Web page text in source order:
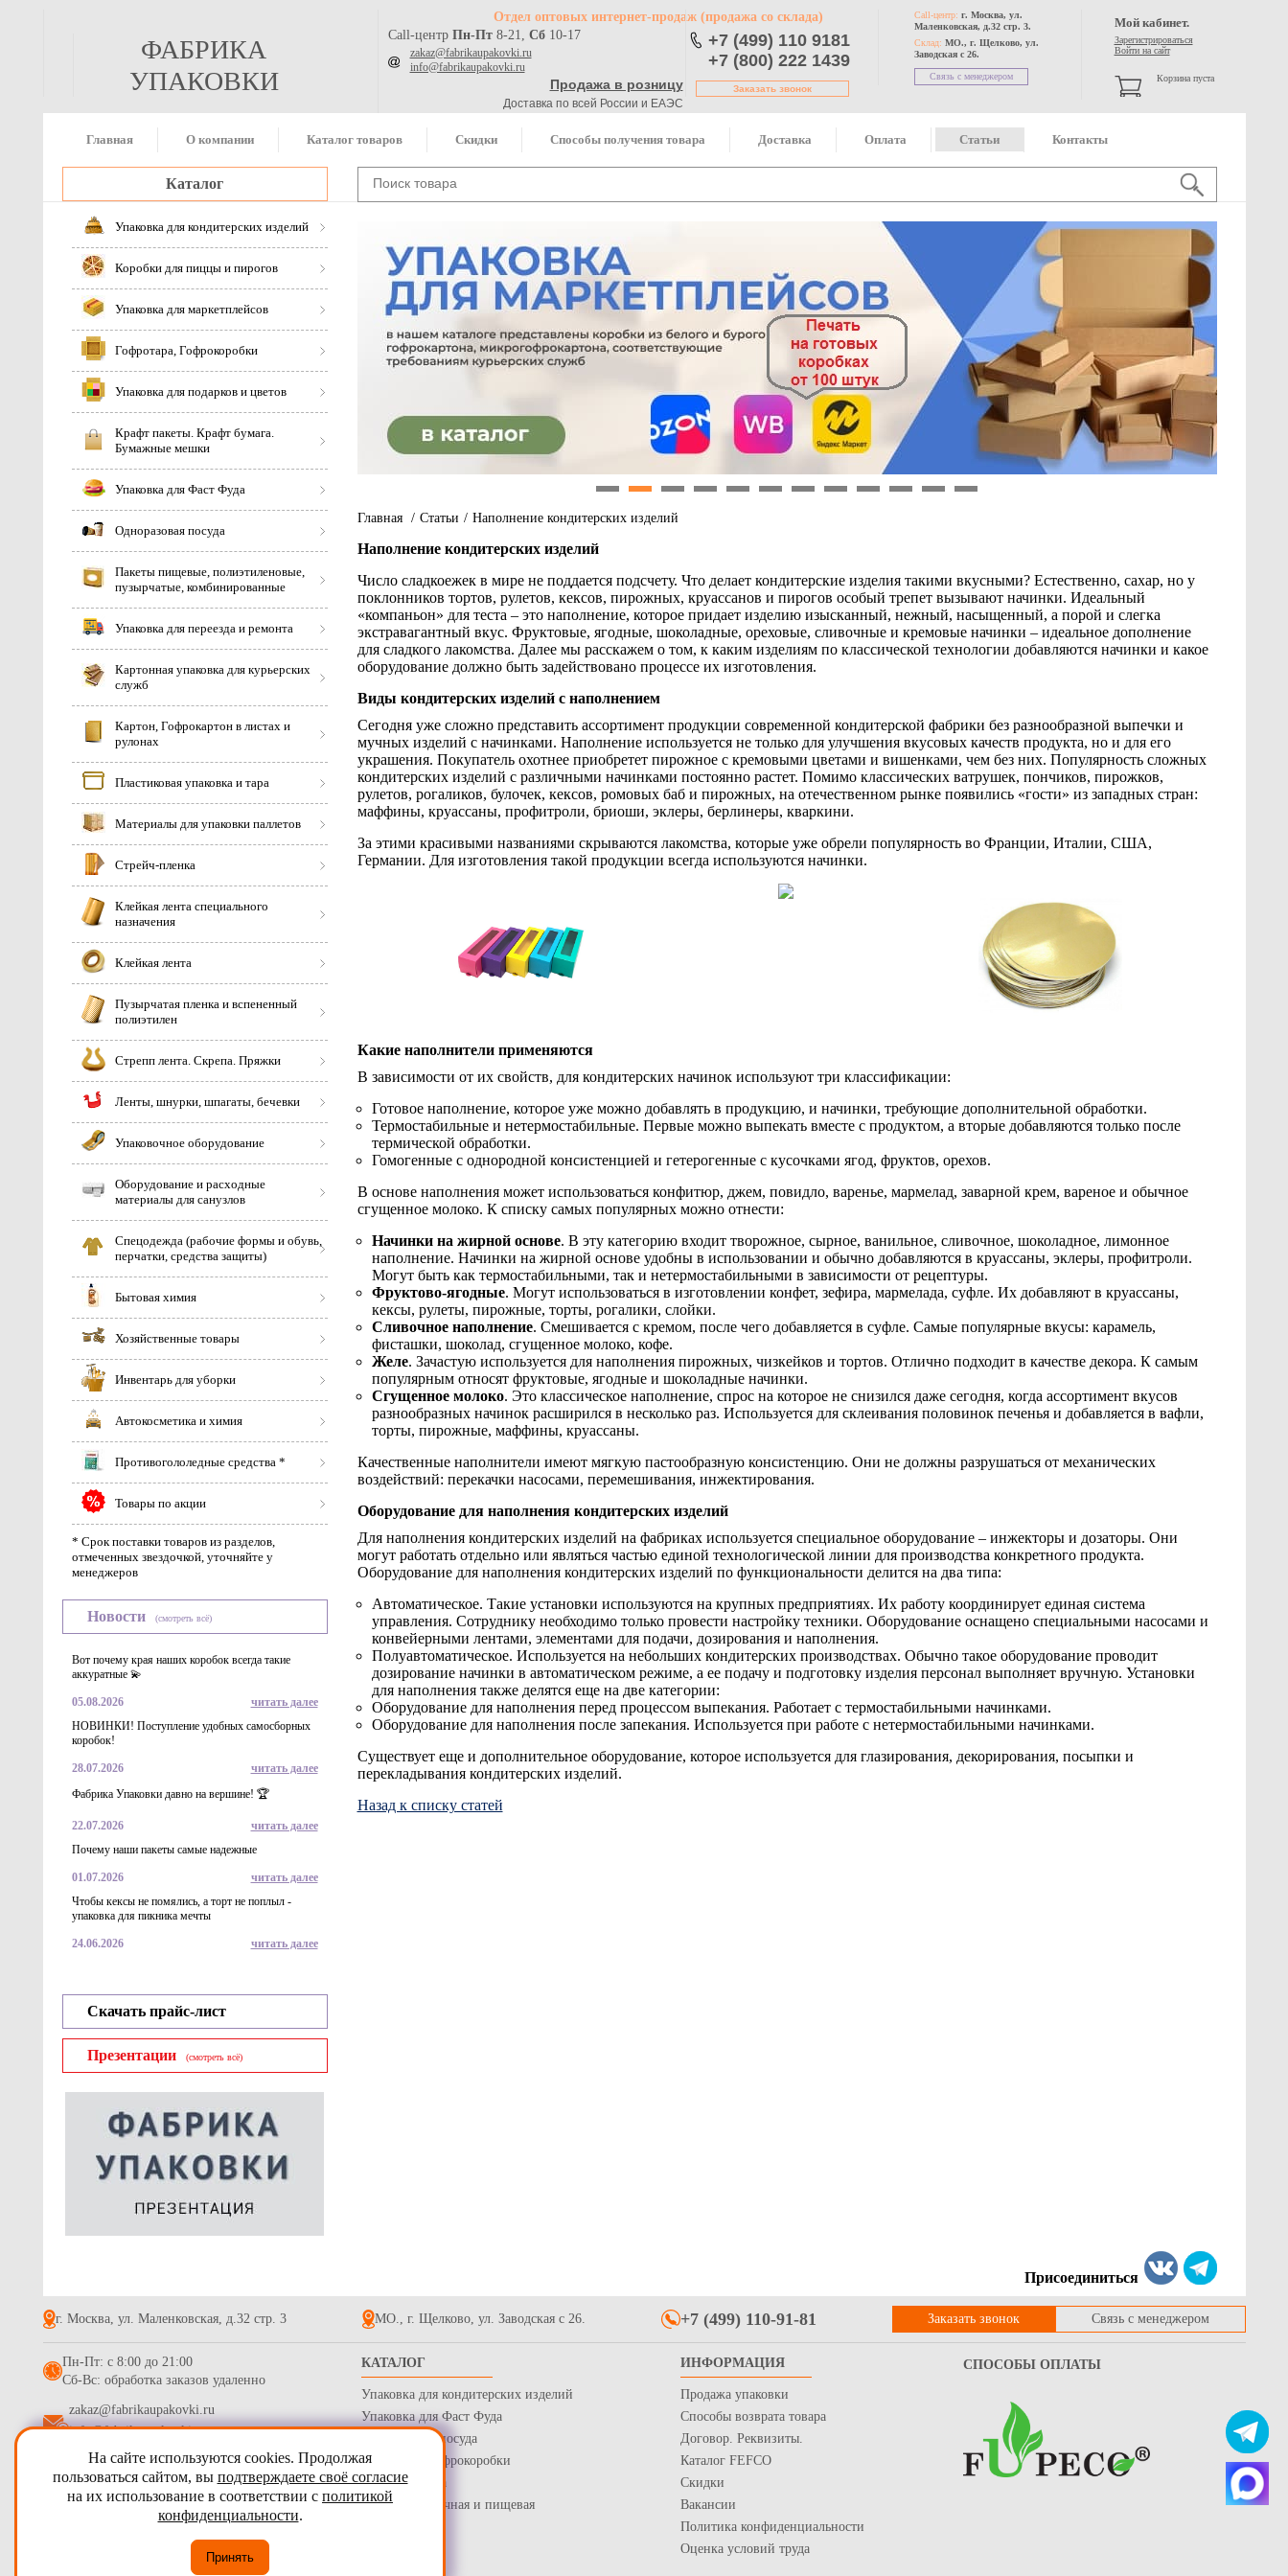
ФАБРИКА
УПАКОВКИ
Отдел оптовых интернет-продаж(продажа со склада)
Call-центр Пн-Пт8-21, Сб10-17
zakaz@fabrikaupakovki.ru
info@fabrikaupakovki.ru
Продажа в розницу
Доставка по всей России и ЕАЭС
+7 (499) 110 9181
+7 (800) 222 1439
Заказать звонок
Call-центр: г. Москва, ул.
Маленковская, д.32 стр. 3.
Склад: МО., г. Щелково, ул.
Заводская с 26.
Связь с менеджером
Мой кабинет.
Зарегистрироваться
Войти на сайт
Корзина пуста
Главная О компании Каталог товаров Скидки Способы получения товара Доставка Оплата Статьи Контакты
Каталог
Упаковка для кондитерских изделий
Коробки для пиццы и пирогов
Упаковка для маркетплейсов
Гофротара, Гофрокоробки
Упаковка для подарков и цветов
Крафт пакеты. Крафт бумага.
Бумажные мешки
Упаковка для Фаст Фуда
Одноразовая посуда
Пакеты пищевые, полиэтиленовые,
пузырчатые, комбинированные
Упаковка для переезда и ремонта
Картонная упаковка для курьерских
служб
Картон, Гофрокартон в листах и
рулонах
Пластиковая упаковка и тара
Материалы для упаковки паллетов
Стрейч-пленка
Клейкая лента специального
назначения
Клейкая лента
Пузырчатая пленка и вспененный
полиэтилен
Стрепп лента. Скрепа. Пряжки
Ленты, шнурки, шпагаты, бечевки
Упаковочное оборудование
Оборудование и расходные
материалы для санузлов
Спецодежда (рабочие формы и обувь,
перчатки, средства защиты)
Бытовая химия
Хозяйственные товары
Инвентарь для уборки
Автокосметика и химия
Противогололедные средства *
Товары по акции
* Срок поставки товаров из разделов,
отмеченных звездочкой, уточняйте у
менеджеров
Новости (смотреть всё)
Вот почему края наших коробок всегда такие
аккуратные 💫
05.08.2026
читать далее
НОВИНКИ! Поступление удобных самосборных
коробок!
28.07.2026
читать далее
Фабрика Упаковки давно на вершине! 🏆
22.07.2026
читать далее
Почему наши пакеты самые надежные
01.07.2026
читать далее
Чтобы кексы не помялись, а торт не поплыл -
упаковка для пикника мечты
24.06.2026 читать далее
Скачать прайс-лист
Презентации (смотреть всё)
Главная / Статьи / Наполнение кондитерских изделий
Наполнение кондитерских изделий
Число сладкоежек в мире не поддается подсчету. Что делает кондитерские изделия такими вкусными? Естественно, сахар, но у
поклонников тортов, рулетов, кексов, пирожных, круассанов и пирогов особый трепет вызывают начинки. Идеальный
«компаньон» для теста – это наполнение, которое придает изделию изысканный, нежный, насыщенный, а порой и слегка
экстравагантный вкус. Фруктовые, ягодные, шоколадные, ореховые, сливочные и кремовые начинки – идеальное дополнение
для сладкого лакомства. Далее мы расскажем о том, к каким изделиям по классической технологии добавляются начинки и какое
оборудование должно быть задействовано процессе их изготовления.
Виды кондитерских изделий с наполнением
Сегодня уже сложно представить ассортимент продукции современной кондитерской фабрики без разнообразной выпечки и
мучных изделий с начинками. Наполнение используется не только для улучшения вкусовых качеств продукта, но и для его
украшения. Покупатель охотнее приобретет пирожное с кремовыми цветами и вишенками, чем без них. Популярность сложных
кондитерских изделий с различными начинками постоянно растет. Помимо классических ватрушек, пончиков, пирожков,
рулетов, рогаликов, булочек, кексов, ромовых баб и пирожных, на отечественном рынке появились «гости» из западных стран:
маффины, круассаны, профитроли, бриоши, эклеры, берлинеры, кваркини.
За этими красивыми названиями скрываются лакомства, которые уже обрели популярность во Франции, Италии, США,
Германии. Для изготовления такой продукции всегда используются начинки.
Какие наполнители применяются
В зависимости от их свойств, для кондитерских начинок используют три классификации:
Готовое наполнение, которое уже можно добавлять в продукцию, и начинки, требующие дополнительной обработки.
Термостабильные и нетермостабильные. Первые можно выпекать вместе с продуктом, а вторые добавляются только после
термической обработки.
Гомогенные с однородной консистенцией и гетерогенные с кусочками ягод, фруктов, орехов.
В основе наполнения может использоваться конфитюр, джем, повидло, варенье, мармелад, заварной крем, вареное и обычное
сгущенное молоко. К списку самых популярных можно отнести:
Начинки на жирной основе. В эту категорию входит творожное, сырное, ванильное, сливочное, шоколадное, лимонное
наполнение. Начинки на жирной основе удобны в использовании и обычно добавляются в круассаны, эклеры, профитроли.
Могут быть как термостабильными, так и нетермостабильными в зависимости от рецептуры.
Фруктово-ягодные. Могут использоваться в изготовлении конфет, зефира, мармелада, суфле. Их добавляют в круассаны,
кексы, рулеты, пирожные, торты, рогалики, слойки.
Сливочное наполнение. Смешивается с кремом, после чего добавляется в суфле. Самые популярные вкусы: карамель,
фисташки, шоколад, сгущенное молоко, кофе.
Желе. Зачастую используется для наполнения пирожных, чизкейков и тортов. Отлично подходит в качестве декора. К самым
популярным относят фруктовые, ягодные и шоколадные начинки.
Сгущенное молоко. Это классическое наполнение, спрос на которое не снизился даже сегодня, когда ассортимент вкусов
разнообразных начинок расширился в несколько раз. Используется для склеивания половинок печенья и добавляется в вафли,
торты, пирожные, маффины, круассаны.
Качественные наполнители имеют мягкую пастообразную консистенцию. Они не должны разрушаться от механических
воздействий: перекачки насосами, перемешивания, инжектирования.
Оборудование для наполнения кондитерских изделий
Для наполнения кондитерских изделий на фабриках используется специальное оборудование – инжекторы и дозаторы. Они
могут работать отдельно или являться частью единой технологической линии для производства конкретного продукта.
Оборудование для наполнения кондитерских изделий по функциональности делится на два типа:
Автоматическое. Такие установки используются на крупных предприятиях. Их работу координирует единая система
управления. Сотруднику необходимо только провести настройку техники. Оборудование оснащено специальными насосами и
конвейерными лентами, элементами для подачи, дозирования и наполнения.
Полуавтоматическое. Используется на небольших кондитерских производствах. Обычно такое оборудование проводит
дозирование начинки в автоматическом режиме, а ее подачу и подготовку изделия персонал выполняет вручную. Установки
для наполнения также делятся еще на две категории:
Оборудование для наполнения перед процессом выпекания. Работает с термостабильными начинками.
Оборудование для наполнения после запекания. Используется при работе с нетермостабильными начинками.
Существует еще и дополнительное оборудование, которое используется для глазирования, декорирования, посыпки и
перекладывания кондитерских изделий.
Назад к списку статей
Присоединиться
г. Москва, ул. Маленковская, д.32 стр. 3 МО., г. Щелково, ул. Заводская с 26. +7 (499) 110-91-81 Заказать звонок Связь с менеджером
Пн-Пт: с 8:00 до 21:00
Сб-Вс: обработка заказов удаленно
zakaz@fabrikaupakovki.ru
info@fabrikaupakovki.ru
2009 - 2026ПТП Фабрика Упаковки
Карта сайта
Согласие на обработку персональных данных
КАТАЛОГ
Упаковка для кондитерских изделий
Упаковка для Фаст Фуда
Одноразовая посуда
Гофротара, Гофрокоробки
Стрейч пленка
Бумага оберточная и пищевая
ИНФОРМАЦИЯ
Продажа упаковки
Способы возврата товара
Договор. Реквизиты.
Каталог FEFCO
Скидки
Вакансии
Политика конфиденциальности
Оценка условий труда
СПОСОБЫ ОПЛАТЫ
На сайте используются cookies. Продолжая
пользоваться сайтом, вы подтверждаете своё согласие
на их использование в соответствии с политикой
конфиденциальности.
Принять